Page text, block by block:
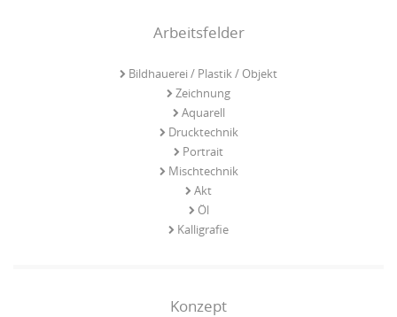
Arbeitsfelder
Bildhauerei / Plastik / Objekt
Zeichnung
Aquarell
Drucktechnik
Portrait
Mischtechnik
Akt
Öl
Kalligrafie
Konzept